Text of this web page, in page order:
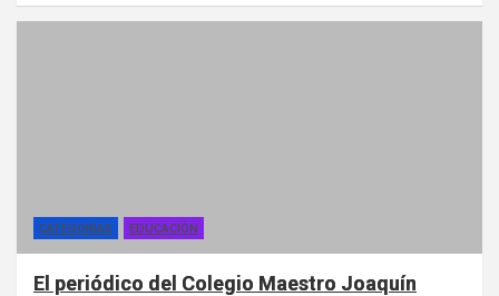
CATEGORÍAS EDUCACIÓN
El periódico del Colegio Maestro Joaquín